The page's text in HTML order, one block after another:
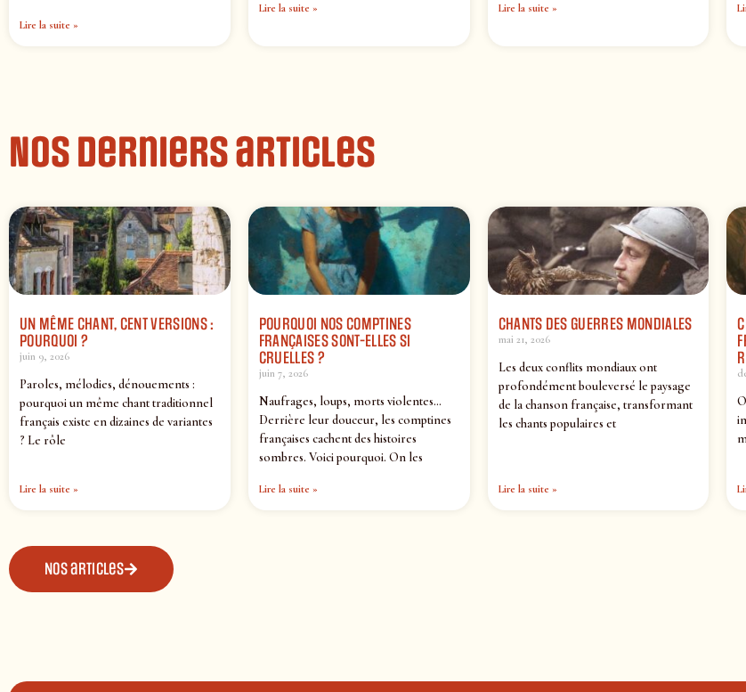
Lire la suite »
Lire la suite » Lire la suite »
Nos derniers articles
UN MÊME CHANT, CENT VERSIONS :
POURQUOI ?
juin 9, 2026
Paroles, mélodies, dénouements :
pourquoi un même chant traditionnel
français existe en dizaines de variantes
? Le rôle
Lire la suite »
POURQUOI NOS COMPTINES
FRANÇAISES SONT-ELLES SI
CRUELLES ?
juin 7, 2026
Naufrages, loups, morts violentes…
Derrière leur douceur, les comptines
françaises cachent des histoires
sombres. Voici pourquoi. On les
Lire la suite »
CHANTS DES GUERRES MONDIALES
mai 21, 2026
Les deux conflits mondiaux ont
profondément bouleversé le paysage
de la chanson française, transformant
les chants populaires et
Lire la suite »
Nos articles